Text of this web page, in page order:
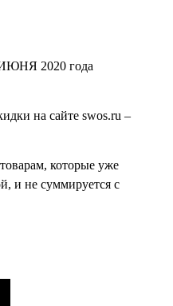
2020 года
на сайте swos.ru –
которые уже
и не суммируется с